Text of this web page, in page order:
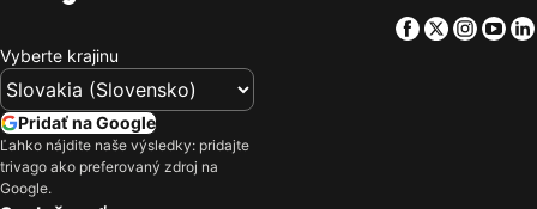
EA Hotel Atlantic Palace
Hotel Ontario
Sport Hotel Gejzírpark
Humboldt Park Hotel & Spa
Hotel Kavalerie
Hotel Romania
Retro Riverside Wellness Resort
Facebook
Twitter
Vyberte krajinu
Pridať na Google
Ľahko nájdite naše výsledky: pridajte
trivago ako preferovaný zdroj na
Google.